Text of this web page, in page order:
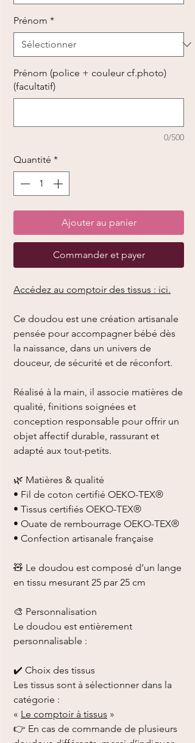
Prénom *
Prénom (police + couleur cf.photo)
(facultatif)
0/500
Quantité *
Ajouter au panier
Commander et payer
Accédez au comptoir des tissus : ici.
Ce doudou est une création artisanale
pensée pour accompagner bébé dès
la naissance, dans un univers de
douceur, de sécurité et de réconfort.
Réalisé à la main, il associe matières de
qualité, finitions soignées et
conception responsable pour offrir un
objet affectif durable, rassurant et
adapté aux tout-petits.
🌿 Matières & qualité
• Fil de coton certifié OEKO-TEX®
• Tissus certifiés OEKO-TEX®
• Ouate de rembourrage OEKO-TEX®
• Confection artisanale française
🧸 Le doudou est composé d’un lange
en tissu mesurant 25 par 25 cm
🎨 Personnalisation
Le doudou est entièrement
personnalisable :
✔️ Choix des tissus
Les tissus sont à sélectionner dans la
catégorie :
« Le comptoir à tissus »
👉 En cas de commande de plusieurs